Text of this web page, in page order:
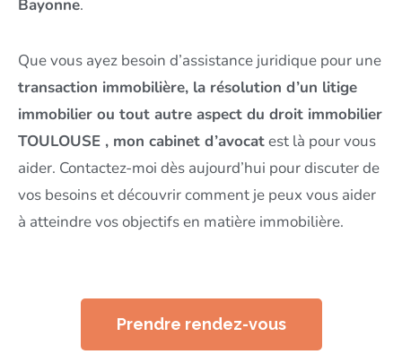
Bayonne.
Que vous ayez besoin d’assistance juridique pour une
transaction immobilière, la résolution d’un litige
immobilier ou tout autre aspect du droit immobilier
TOULOUSE , mon cabinet d’avocatest là pour vous
aider. Contactez-moi dès aujourd’hui pour discuter de
vos besoins et découvrir comment je peux vous aider
à atteindre vos objectifs en matière immobilière.
Prendre rendez-vous